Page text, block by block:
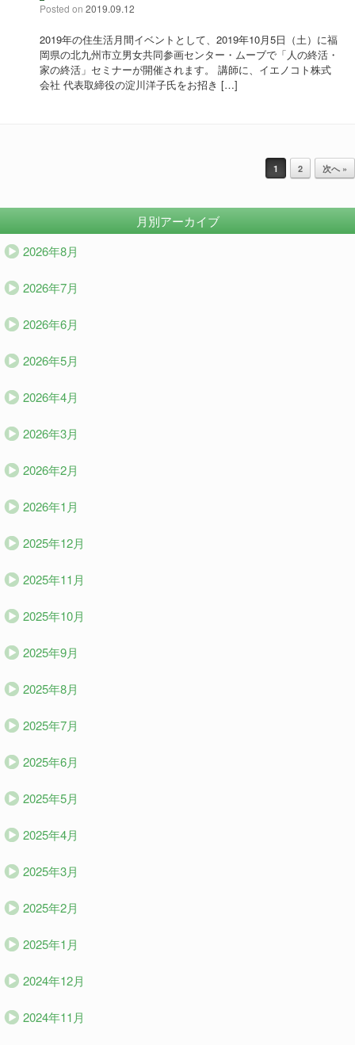
Posted on 2019.09.12
2019年の住生活月間イベントとして、2019年10月5日（土）に福
岡県の北九州市⽴男⼥共同参画センター・ムーブで「人の終活・
家の終活」セミナーが開催されます。 講師に、イエノコト株式
会社 代表取締役の淀川洋子氏をお招き […]
1 2 次へ »
月別アーカイブ
2026年8月
2026年7月
2026年6月
2026年5月
2026年4月
2026年3月
2026年2月
2026年1月
2025年12月
2025年11月
2025年10月
2025年9月
2025年8月
2025年7月
2025年6月
2025年5月
2025年4月
2025年3月
2025年2月
2025年1月
2024年12月
2024年11月